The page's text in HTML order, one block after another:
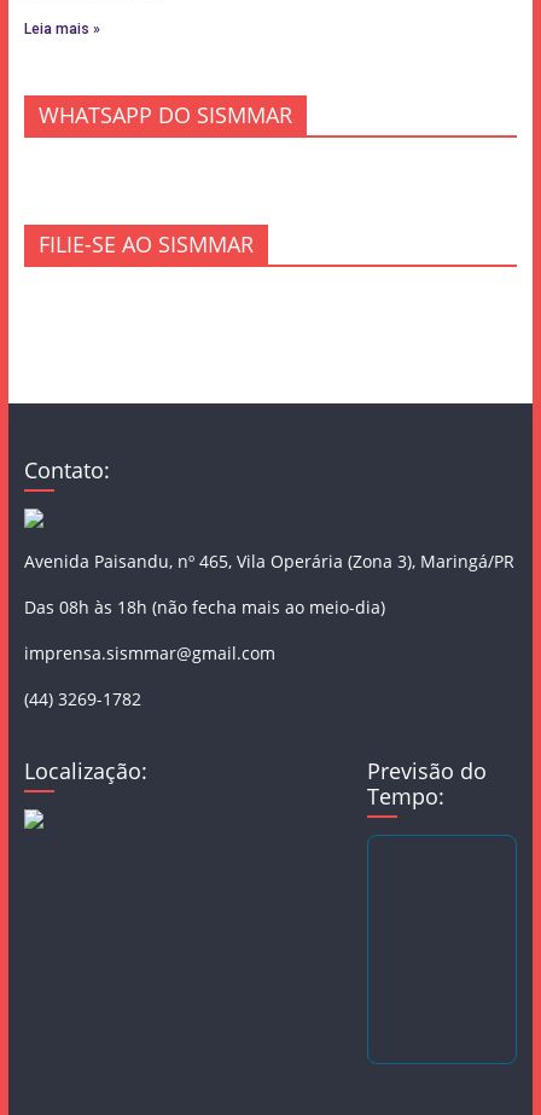
Leia mais »
WHATSAPP DO SISMMAR
FILIE-SE AO SISMMAR
Contato:
Avenida Paisandu, nº 465, Vila Operária (Zona 3), Maringá/PR
Das 08h às 18h (não fecha mais ao meio-dia)
imprensa.sismmar@gmail.com
(44) 3269-1782
Localização:
Previsão do
Tempo: